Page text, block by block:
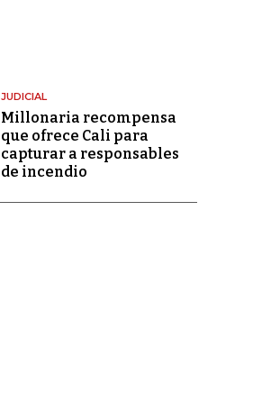
JUDICIAL
Millonaria recompensa
que ofrece Cali para
capturar a responsables
de incendio